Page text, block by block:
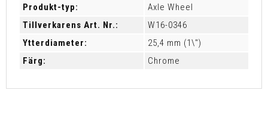
Produkt-typ:
Axle Wheel
Tillverkarens Art. Nr.:
W16-0346
Ytterdiameter:
25,4 mm (1\")
Färg:
Chrome